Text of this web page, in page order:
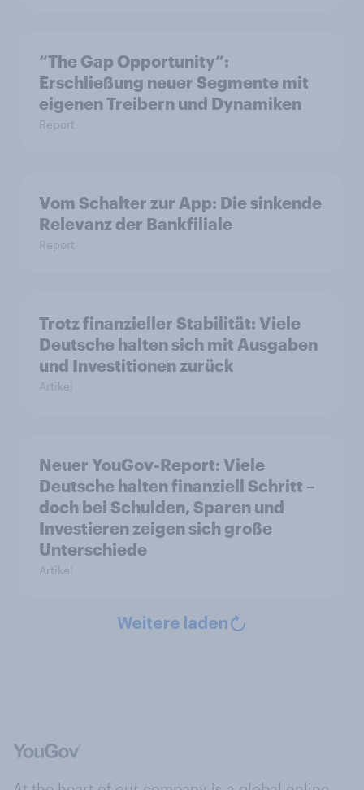
“The Gap Opportunity”:
Erschließung neuer Segmente mit
eigenen Treibern und Dynamiken
Report
Vom Schalter zur App: Die sinkende
Relevanz der Bankfiliale
Report
Trotz finanzieller Stabilität: Viele
Deutsche halten sich mit Ausgaben
und Investitionen zurück
Artikel
Neuer YouGov-Report: Viele
Deutsche halten finanziell Schritt –
doch bei Schulden, Sparen und
Investieren zeigen sich große
Unterschiede
Artikel
Weitere laden